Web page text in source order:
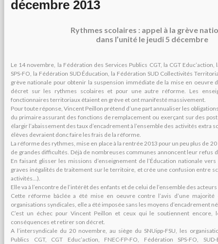
décembre 2013
Rythmes scolaires : appel à la grève
dans l’unité le jeudi 5 décembre
Le 14 novembre, la Fédération des Services Publics CGT, la CGT Educ’action,
SPS-FO, la Fédération SUD Éducation, la Fédération SUD Collectivités
grève nationale pour obtenir la suspension immédiate de la mise en oeuvre
décret sur les rythmes scolaires et pour une autre réforme. Les
fonctionnaires territoriaux étaient en grève et ont manifesté massivement.
Pour toute réponse, Vincent Peillon prétend d’une part annualiser les
du primaire assurant des fonctions de remplacement ou exerçant sur des
élargir l’abaissement des taux d’encadrement à l’ensemble des activités extra
élèves devraient donc faire les frais de la réforme.
La réforme des rythmes, mise en place à la rentrée 2013 pour un peu plus de
de grandes difficultés. Déjà de nombreuses communes annoncent leur refus
En faisant glisser les missions d’enseignement de l’Éducation nationale
graves inégalités de traitement sur le territoire, et crée une confusion entre
activités…).
Elle va à l’encontre de l’intérêt des enfants et de celui de l’ensemble des
Cette réforme bâclée a été mise en oeuvre contre l’avis d’une
organisations syndicales, elle a été imposée sans les moyens d’encadrement
C’est un échec pour Vincent Peillon et ceux qui le soutiennent
conséquences et retirer son décret.
A l’intersyndicale du 20 novembre, au siège du SNUipp-FSU, les
Publics CGT, CGT Educ’action, FNEC-FP-FO, Fédération SPS-FO,